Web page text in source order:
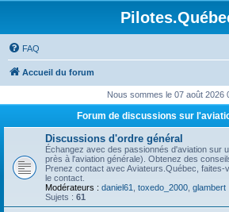
FAQ
Accueil du forum
Nous sommes le 07 août 2026
Forum de discussions sur
Discussions d'ordre général
Échangez avec des passionnés d'aviation sur
près à l'aviation générale). Obtenez des
Prenez contact avec Aviateurs.Québec,
le contact.
Modérateurs : daniel61 toxedo_2000 glambert
Sujets : 61